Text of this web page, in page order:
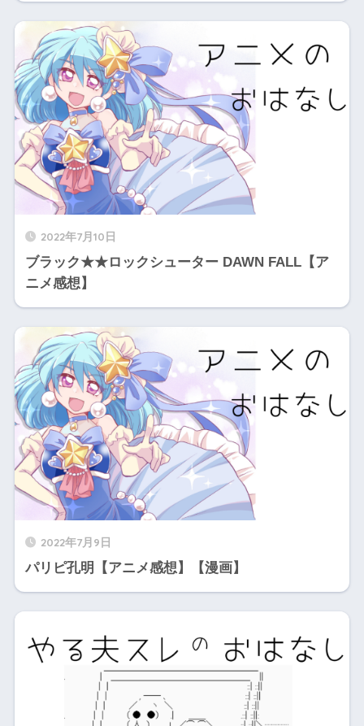
2022年7月10日
ブラック★★ロックシューター DAWN FALL【ア
ニメ感想】
2022年7月9日
パリピ孔明【アニメ感想】【漫画】